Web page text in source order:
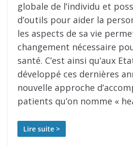
globale de l’individu et
d’outils pour aider la
les aspects de sa vie
changement nécessaire
santé. C’est ainsi qu’aux
développé ces dernières
nouvelle approche
patients qu’on nomme «
Lire suite >